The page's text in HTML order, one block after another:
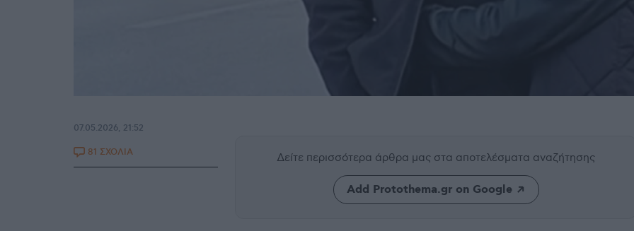
Δείτε περισσότερα άρθρα μας στα αποτελέσματα αναζήτησης
Add Protothema.gr on Google
07.05.2026, 21:52
81 ΣΧΟΛΙΑ